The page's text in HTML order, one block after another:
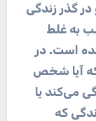
گذر زندگی
به غلط
است. در
که آیا شخص
می‌کند یا
که